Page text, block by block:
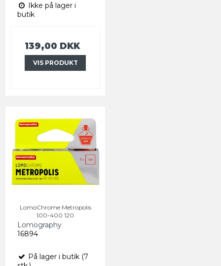
Ikke på lager i
butik
139,00 DKK
VIS PRODUKT
LomoChrome Metropolis
100-400 120
Lomography
16894
På lager i butik (7